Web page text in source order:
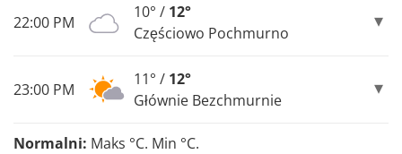
22:00 PM
10° / 12°
Częściowo Pochmurno
23:00 PM
11° / 12°
Głównie Bezchmurnie
Normalni: Maks °C. Min °C.